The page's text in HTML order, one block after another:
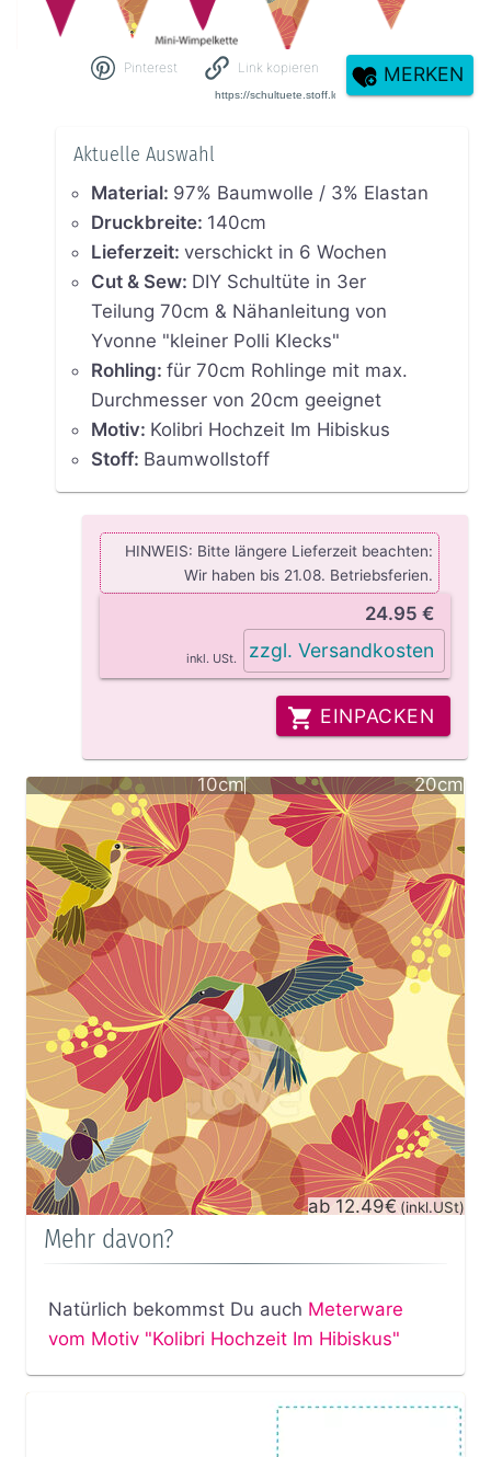
Pinterest Link kopieren MERKEN
Aktuelle Auswahl
Material: 97% Baumwolle / 3% Elastan
Druckbreite: 140cm
Lieferzeit: verschickt in 6 Wochen
Cut & Sew: DIY Schultüte in 3er
Teilung 70cm & Nähanleitung von
Yvonne "kleiner Polli Klecks"
Rohling: für 70cm Rohlinge mit max.
Durchmesser von 20cm geeignet
Motiv: Kolibri Hochzeit Im Hibiskus
Stoff: Baumwollstoff
HINWEIS: Bitte längere Lieferzeit beachten:
Wir haben bis 21.08. Betriebsferien.
24.95 €
inkl. USt. zzgl. Versandkosten
EINPACKEN
10cm 20cm
ab 12.49€ (inkl.USt)
Mehr davon?
Natürlich bekommst Du auch Meterware
vom Motiv "Kolibri Hochzeit Im Hibiskus"